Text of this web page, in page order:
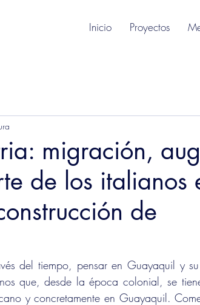
Inicio Proyectos
migración,
de los italianos
de
del tiempo, pensar en Guayaquil y
que, desde la época colonial, se
y concretamente en Guayaquil.